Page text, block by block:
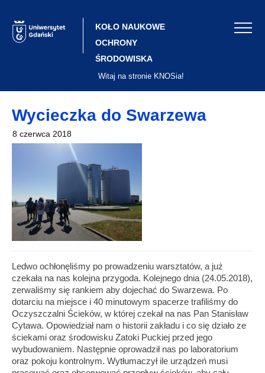
content
KOŁO NAUKOWE
OCHRONY
ŚRODOWISKA
Witaj na stronie KNOSia!
Wycieczka do Swarzewa
8 czerwca 2018
Ledwo ochłonęliśmy po prowadzeniu warsztatów, a już
czekała na nas kolejna przygoda. Kolejnego dnia (24.05.2018),
zerwaliśmy się rankiem aby dojechać do Swarzewa. Po
dotarciu na miejsce i 40 minutowym spacerze trafiliśmy do
Oczyszczalni Ścieków, w której czekał na nas Pan Stanisław
Cytawa. Opowiedział nam o historii zakładu i co się działo ze
ściekami oraz środowisku Zatoki Puckiej przed jego
wybudowaniem. Następnie oprowadził nas po laboratorium
oraz pokoju kontrolnym. Wytłumaczył ile urządzeń musi